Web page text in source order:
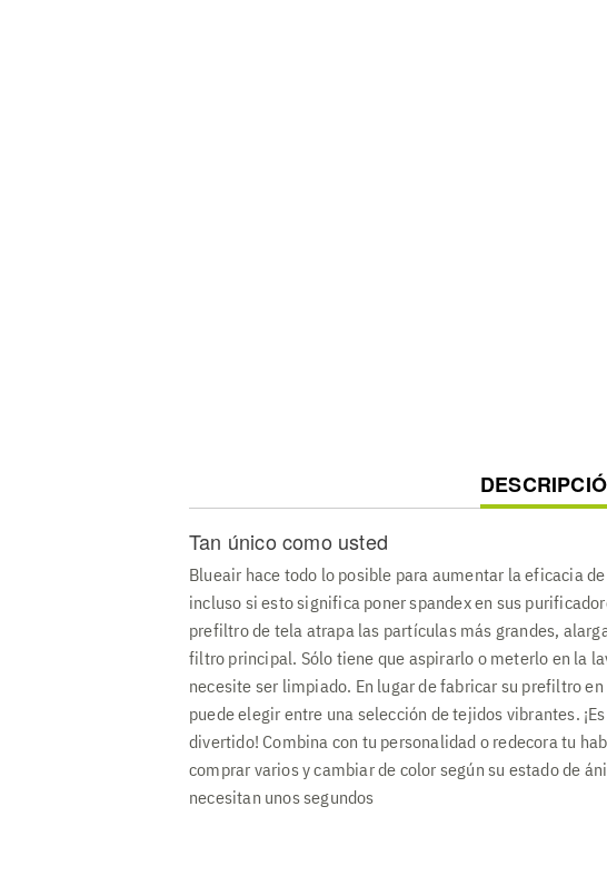
CURRENT
TAB:
Tan único como usted
Blueair hace todo lo posible para aumentar la eficacia
incluso si esto significa poner spandex en sus
prefiltro de tela atrapa las partículas más grandes,
filtro principal. Sólo tiene que aspirarlo o meterlo en la
necesite ser limpiado. En lugar de fabricar su prefiltro en
puede elegir entre una selección de tejidos vibrantes.
divertido! Combina con tu personalidad o redecora tu
comprar varios y cambiar de color según su estado de
necesitan unos segundos